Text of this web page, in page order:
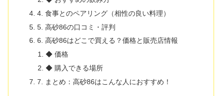
4. 食事とのペアリング（相性の良い料理）
5. 高砂86の口コミ・評判
6. 高砂86はどこで買える？価格と販売店情報
◆ 価格
◆ 購入できる場所
7. まとめ：高砂86はこんな人におすすめ！